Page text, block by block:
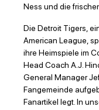
Ness und die
Die Detroit Tigers,
American League,
ihre Heimspiele im
Head Coach A.J.
General Manager
Fangemeinde
Fanartikel legt. In